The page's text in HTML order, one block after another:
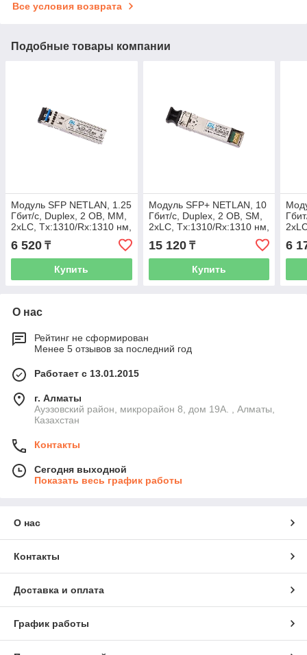
Все условия возврата
Подобные товары компании
Модуль SFP NETLAN, 1.25
Гбит/с, Duplex, 2 ОВ, MM,
2xLC, Tx:1310/Rx:1310 нм,
6 520 ₸
Купить
Модуль SFP+ NETLAN, 10
Гбит/с, Duplex, 2 ОВ, SM,
2xLC, Tx:1310/Rx:1310 нм,
15 120₸
Купить
6
О нас
Рейтинг не сформирован
Менее 5 отзывов за последний год
Работает с 13.01.2015
г. Алматы
Ауэзовский район, микрорайон 8, дом 19А. , Алматы,
Казахстан
Контакты
Сегодня выходной
Показать весь график работы
О нас
Контакты
Доставка и оплата
График работы